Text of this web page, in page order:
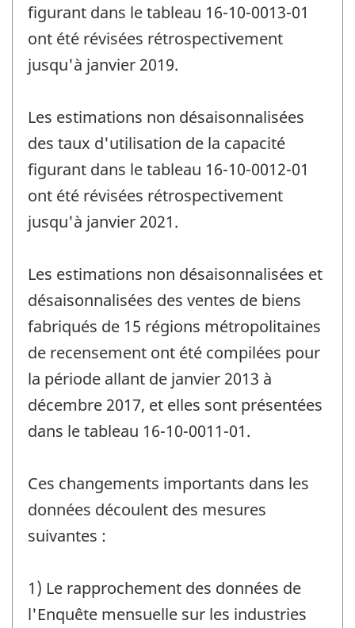
figurant dans le tableau 16-10-0013-01
ont été révisées rétrospectivement
jusqu'à janvier 2019.
Les estimations non désaisonnalisées
des taux d'utilisation de la capacité
figurant dans le tableau 16-10-0012-01
ont été révisées rétrospectivement
jusqu'à janvier 2021.
Les estimations non désaisonnalisées et
désaisonnalisées des ventes de biens
fabriqués de 15 régions métropolitaines
de recensement ont été compilées pour
la période allant de janvier 2013 à
décembre 2017, et elles sont présentées
dans le tableau 16-10-0011-01.
Ces changements importants dans les
données découlent des mesures
suivantes :
1) Le rapprochement des données de
l'Enquête mensuelle sur les industries